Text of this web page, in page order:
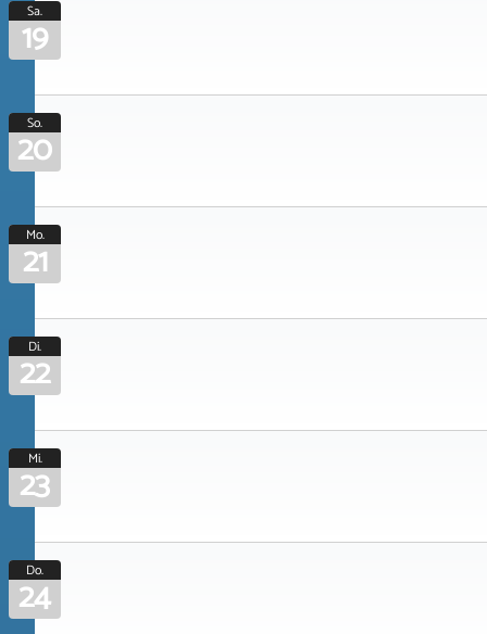
Sa.
19
So.
20
Mo.
21
Di.
22
Mi.
23
Do.
24